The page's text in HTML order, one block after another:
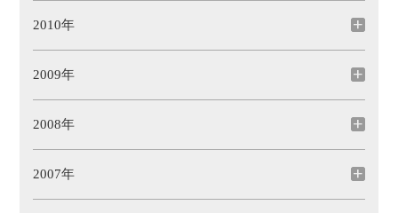
2010年
2009年
2008年
2007年